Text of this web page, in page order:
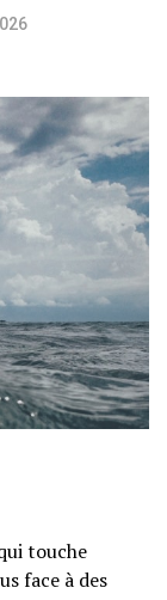
touche
face à des